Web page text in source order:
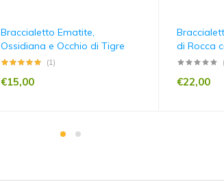
Braccialetto Ematite,
Ossidiana e Occhio di Tigre
(1)
€15,00
di Rocca
€22,00